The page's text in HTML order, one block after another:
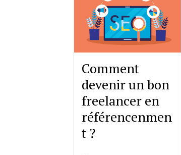
Comment
devenir un bon
freelancer en
référencenmen
t ?